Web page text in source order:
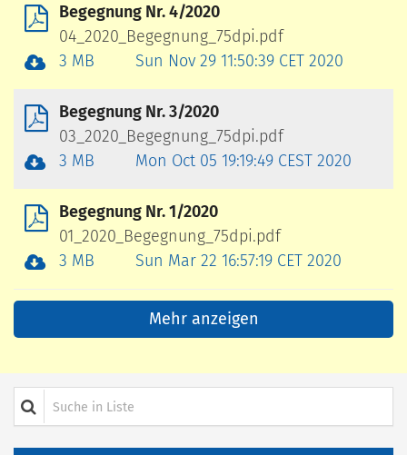
Begegnung Nr. 4/2020
04_2020_Begegnung_75dpi.pdf
3 MB
Sun Nov 29 11:50:39 CET 2020
Begegnung Nr. 3/2020
03_2020_Begegnung_75dpi.pdf
3 MB
Mon Oct 05 19:19:49 CEST 2020
Begegnung Nr. 1/2020
01_2020_Begegnung_75dpi.pdf
3 MB
Sun Mar 22 16:57:19 CET 2020
Mehr anzeigen
Suche in Liste